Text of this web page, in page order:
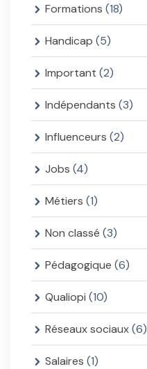
Formations (18)
Handicap (5)
Important (2)
Indépendants (3)
Influenceurs (2)
Jobs (4)
Métiers (1)
Non classé (3)
Pédagogique (6)
Qualiopi (10)
Réseaux sociaux(6)
Salaires (1)